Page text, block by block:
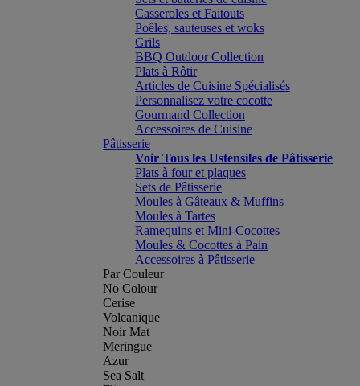
Casseroles et Faitouts
Poêles, sauteuses et woks
Grils
BBQ Outdoor Collection
Plats à Rôtir
Articles de Cuisine Spécialisés
Personnalisez votre cocotte
Gourmand Collection
Accessoires de Cuisine
Pâtisserie
Voir Tous les Ustensiles de Pâtisserie
Plats à four et plaques
Sets de Pâtisserie
Moules à Gâteaux & Muffins
Moules à Tartes
Ramequins et Mini-Cocottes
Moules & Cocottes à Pain
Accessoires à Pâtisserie
Par Couleur
No Colour
Cerise
Volcanique
Noir Mat
Meringue
Azur
Sea Salt